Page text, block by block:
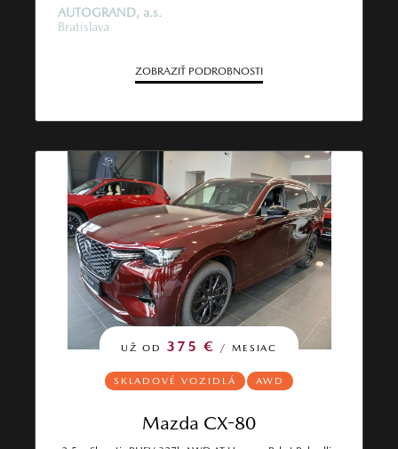
AUTOGRAND, a.s.
Bratislava
ZOBRAZIŤ PODROBNOSTI
UŽ OD 375 € / MESIAC
SKLADOVÉ VOZIDLÁ AWD
Mazda CX-80